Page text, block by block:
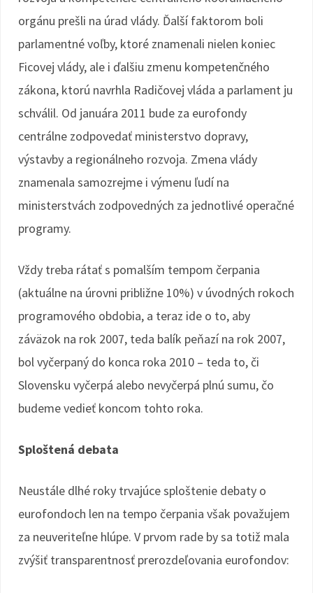
orgánu prešli na úrad vlády. Ďalší faktorom boli
parlamentné voľby, ktoré znamenali nielen koniec
Ficovej vlády, ale i ďalšiu zmenu kompetenčného
zákona, ktorú navrhla Radičovej vláda a parlament ju
schválil. Od januára 2011 bude za eurofondy
centrálne zodpovedať ministerstvo dopravy,
výstavby a regionálneho rozvoja. Zmena vlády
znamenala samozrejme i výmenu ľudí na
ministerstvách zodpovedných za jednotlivé operačné
programy.
Vždy treba rátať s pomalším tempom čerpania
(aktuálne na úrovni približne 10%) v úvodných rokoch
programového obdobia, a teraz ide o to, aby
záväzok na rok 2007, teda balík peňazí na rok 2007,
bol vyčerpaný do konca roka 2010 – teda to, či
Slovensku vyčerpá alebo nevyčerpá plnú sumu, čo
budeme vedieť koncom tohto roka.
Sploštená debata
Neustále dlhé roky trvajúce sploštenie debaty o
eurofondoch len na tempo čerpania však považujem
za neuveriteľne hlúpe. V prvom rade by sa totiž mala
zvýšiť transparentnosť prerozdeľovania eurofondov: